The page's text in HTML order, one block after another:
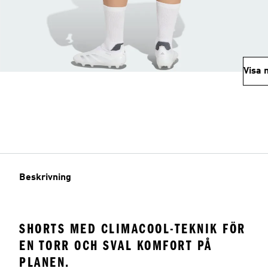
Visa
Beskrivning
SHORTS MED CLIMACOOL-TEKNIK FÖR
EN TORR OCH SVAL KOMFORT PÅ
PLANEN.